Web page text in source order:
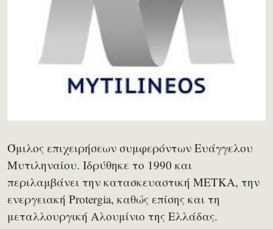
Όμιλος επιχειρήσεων συμφερόντων Ευάγγελου
Μυτιληναίου. Ιδρύθηκε το 1990 και
περιλαμβάνει την κατασκευαστική METKA, την
ενεργειακή Protergia, καθώς επίσης και τη
μεταλλουργική Αλουμίνιο της Ελλάδας.